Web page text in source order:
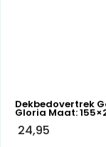
Dekbedovertrek
Gloria Maat:
24,95